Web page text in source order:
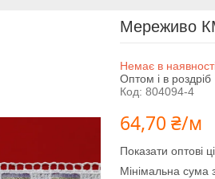
Мереживо
Немає в
Оптом і в роздріб
Код: 804094-4
64,70 ₴/м
Показати оптові
Мінімальна сума